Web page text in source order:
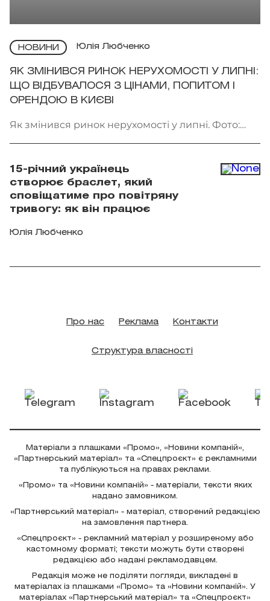
НОВИНИ Юлія Любченко
ЯК ЗМІНИВСЯ РИНОК НЕРУХОМОСТІ У ЛИПНІ:
ЩО ВІДБУВАЛОСЯ З ЦІНАМИ, ПОПИТОМ І
ОРЕНДОЮ В КИЄВІ
Як змінився ринок нерухомості у липні. Фото:
15-річний українець
створює браслет, який
сповіщатиме про повітряну
тривогу: як він працює
Юлія Любченко
Про нас Реклама Контакти
Структура власності
Матеріали з плашками «Промо», «Новини компаній»,
«Партнерський матеріал» та «Спецпроєкт» є рекламними
та публікуються на правах реклами.
«Промо» та «Новини компаній» - матеріали, тексти яких
надано замовником.
«Партнерський матеріал» - матеріал, створений редакцією
на замовлення партнера.
«Спецпроєкт» - рекламний матеріал у розширеному або
кастомному форматі; тексти можуть бути створені
редакцією або надані рекламодавцем.
Редакція може не поділяти погляди, викладені в
матеріалах із плашками «Промо» та «Новини компаній». У
матеріалах «Партнерський матеріал» та «Спецпроєкт»